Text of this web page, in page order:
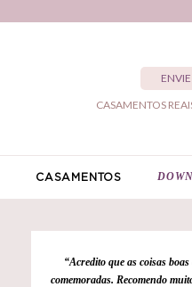
CASAMENTOS
CASAMENTOS
“Acredito que as coisas
comemoradas. Recomendo